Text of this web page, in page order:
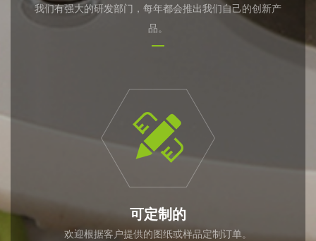
我们有强大的研发部门，每年都会推出我们自己的创新产
品。
可定制的
欢迎根据客户提供的图纸或样品定制订单。